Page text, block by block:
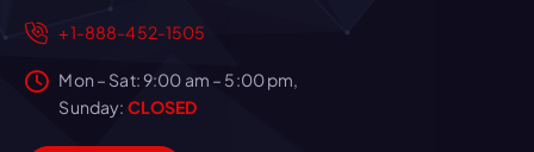
+1-888-452-1505
Mon – Sat: 9:00 am – 5:00 pm,
Sunday: CLOSED